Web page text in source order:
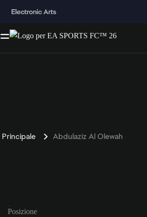
Principale Abdulaziz Al Olewah
Posizione